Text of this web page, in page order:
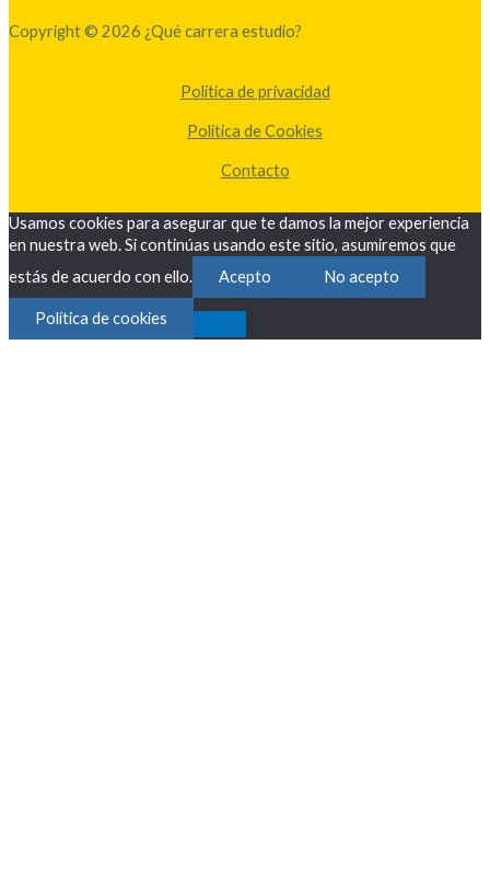
Copyright © 2026 ¿Qué carrera estudio?
Política de privacidad
Política de Cookies
Contacto
Usamos cookies para asegurar que te damos la mejor experiencia
en nuestra web. Si continúas usando este sitio, asumiremos que
estás de acuerdo con ello.
Acepto No acepto
Política de cookies